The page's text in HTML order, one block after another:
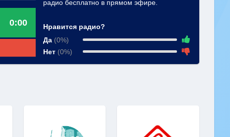
0:00
радио бесплатно в прямом эфире.
Нравится радио?
Да (0%)
Нет (0%)